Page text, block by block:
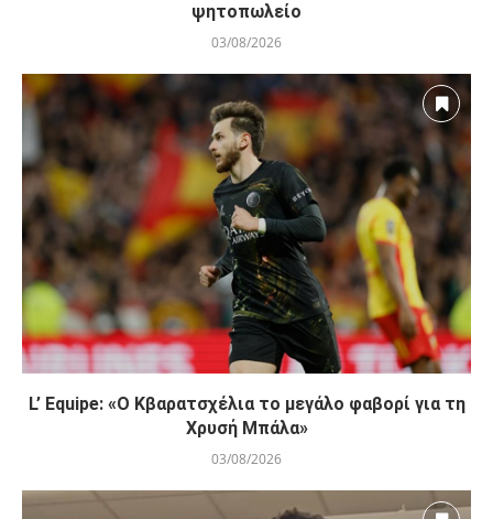
ψητοπωλείο
03/08/2026
L’ Equipe: «Ο Κβαρατσχέλια το μεγάλο φαβορί για τη
Χρυσή Μπάλα»
03/08/2026